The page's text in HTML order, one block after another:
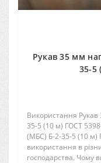
Рукав 35 мм
35-5
Використання
35-5 (10 м) ГОСТ
(МБС) Б-2-35-5 (10 м)
використання в
господарства. Чому